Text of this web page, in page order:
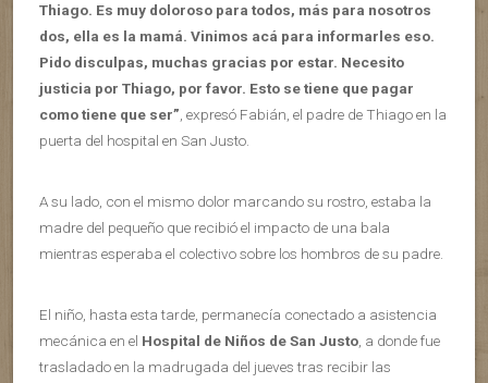
Thiago. Es muy doloroso para todos, más para nosotros
dos, ella es la mamá. Vinimos acá para informarles eso.
Pido disculpas, muchas gracias por estar. Necesito
justicia por Thiago, por favor. Esto se tiene que pagar
como tiene que ser” , expresó Fabián, el padre de Thiago en la
puerta del hospital en San Justo.
A su lado, con el mismo dolor marcando su rostro, estaba la
madre del pequeño que recibió el impacto de una bala
mientras esperaba el colectivo sobre los hombros de su padre.
El niño, hasta esta tarde, permanecía conectado a asistencia
mecánica en el Hospital de Niños de San Justo , a donde fue
trasladado en la madrugada del jueves tras recibir las